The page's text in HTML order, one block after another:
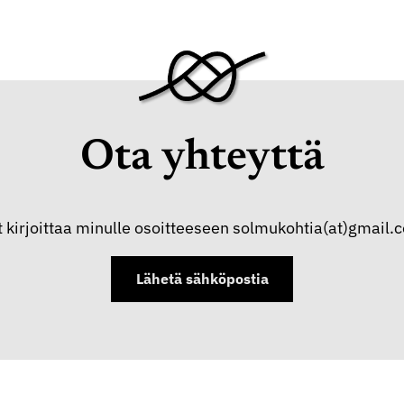
Ota yhteyttä
kirjoittaa minulle osoitteeseen
Lähetä sähköpostia